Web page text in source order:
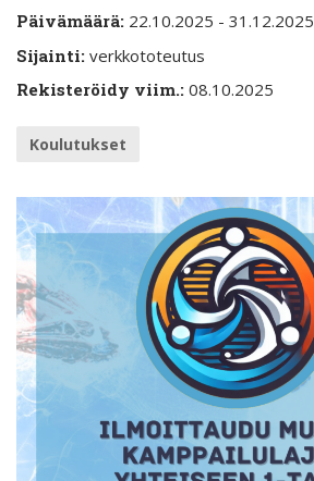
Päivämäärä: 22.10.2025 - 31.12.2025
Sijainti: verkkototeutus
Rekisteröidy viim.: 08.10.2025
Koulutukset